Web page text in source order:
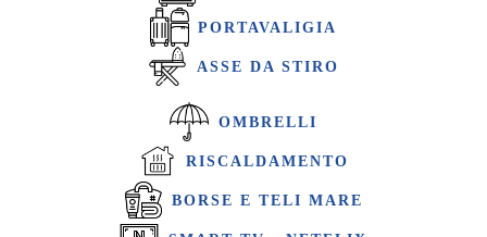
PORTAVALIGIA
ASSE DA STIRO
OMBRELLI
RISCALDAMENTO
BORSE E TELI MARE